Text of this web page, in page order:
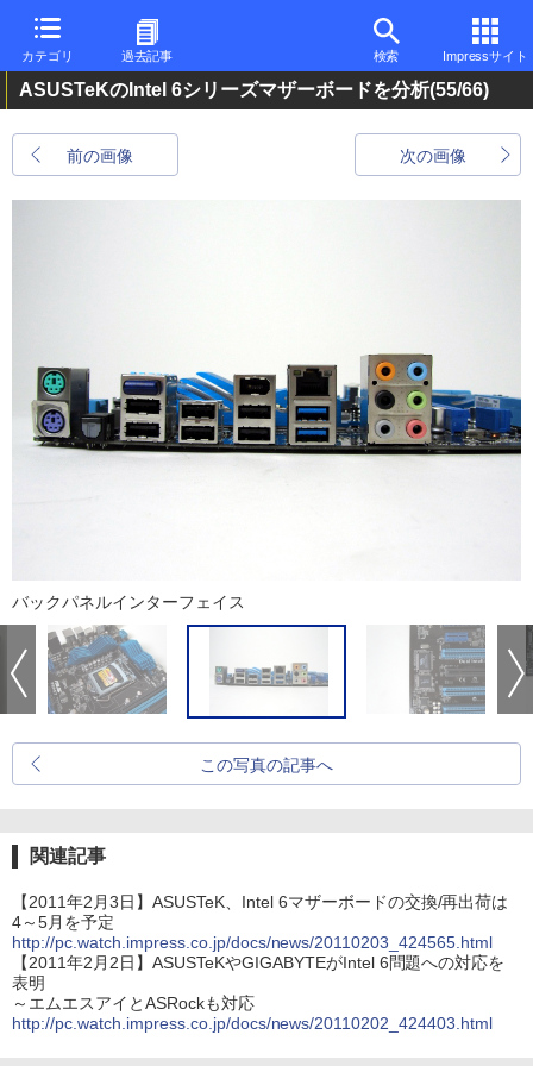
カテゴリ 過去記事 検索 Impressサイト
ASUSTeKのIntel 6シリーズマザーボードを分析(55/66)
前の画像 次の画像
バックパネルインターフェイス
この写真の記事へ
関連記事
【2011年2月3日】ASUSTeK、Intel 6マザーボードの交換/再出荷は
4～5月を予定
http://pc.watch.impress.co.jp/docs/news/20110203_424565.html
【2011年2月2日】ASUSTeKやGIGABYTEがIntel 6問題への対応を
表明
～エムエスアイとASRockも対応
http://pc.watch.impress.co.jp/docs/news/20110202_424403.html